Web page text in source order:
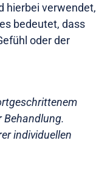
hierbei verwendet,
bedeutet, dass
oder der
Behandlung.
individuellen